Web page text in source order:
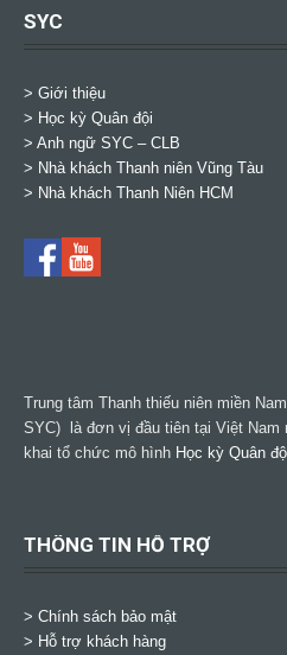
SYC
> Giới thiệu
> Học kỳ Quân đội
> Anh ngữ SYC – CLB
> Nhà khách Thanh niên Vũng Tàu
> Nhà khách Thanh Niên HCM
Trung tâm Thanh thiếu niên miền
SYC) là đơn vị đầu tiên tại Việt Nam
khai tổ chức mô hình Học kỳ Quân
THÔNG TIN HỖ TRỢ
> Chính sách bảo mật
> Hỗ trợ khách hàng